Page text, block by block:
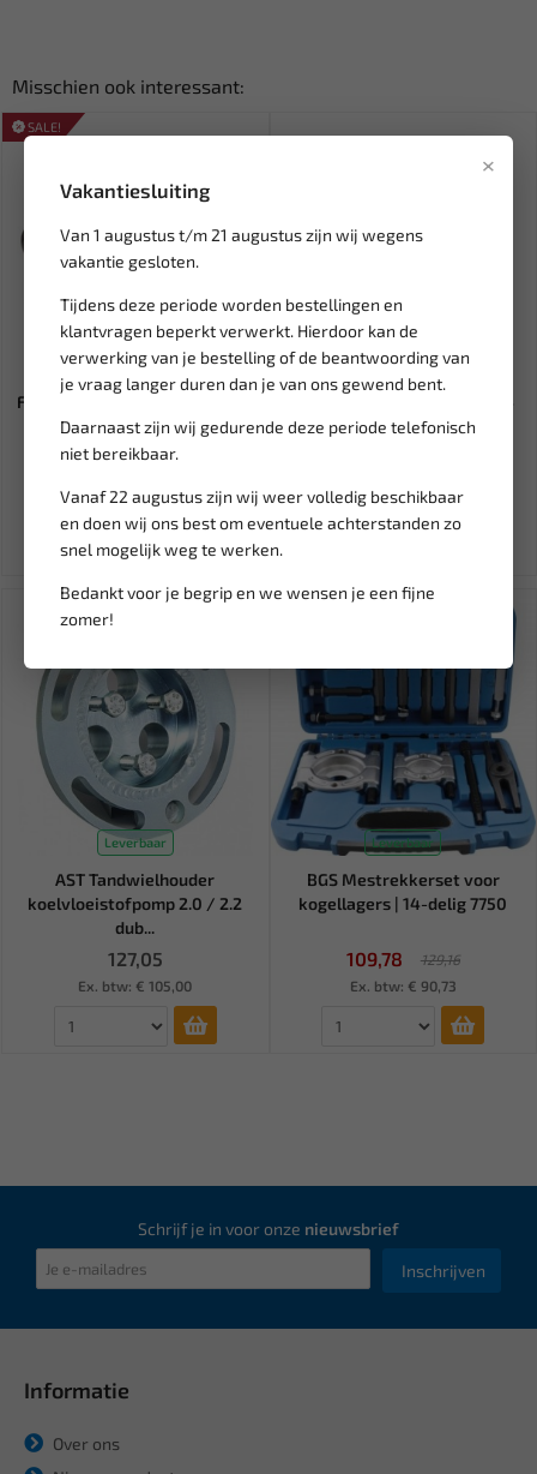
×
Vakantiesluiting
Van 1 augustus t/m 21 augustus zijn wij wegens
vakantie gesloten.
Tijdens deze periode worden bestellingen en
klantvragen beperkt verwerkt. Hierdoor kan de
verwerking van je bestelling of de beantwoording van
je vraag langer duren dan je van ons gewend bent.
Daarnaast zijn wij gedurende deze periode telefonisch
niet bereikbaar.
Vanaf 22 augustus zijn wij weer volledig beschikbaar
en doen wij ons best om eventuele achterstanden zo
snel mogelijk weg te werken.
Bedankt voor je begrip en we wensen je een fijne
zomer!
Misschien ook interessant:
SALE!
Leverbaar
FORCE Bolkophamer 475 gram
616B12
Ex. btw: € 10,63
Leverbaar
Ex. btw: € 0,99
Leverbaar
AST Tandwielhouder
koelvloeistofpomp 2.0 / 2.2
dub...
127,05
Ex. btw: € 105,00
SALE!
Leverbaar
BGS Mestrekkerset voor
kogellagers | 14-delig 7750
109,78
129,16
Ex. btw: € 90,73
Schrijf je in voor onze nieuwsbrief
Inschrijven
Informatie
Over ons